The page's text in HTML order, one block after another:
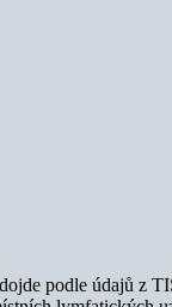
podle údajů z